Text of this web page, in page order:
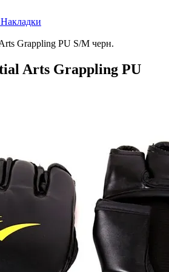
Grappling PU S/M черн.
Arts Grappling PU